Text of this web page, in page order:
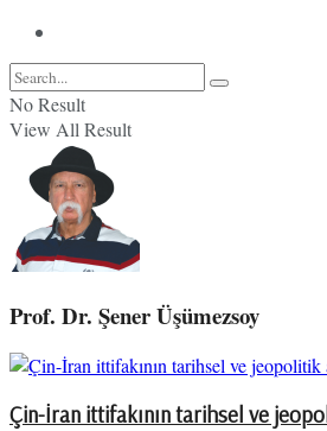
No Result
View All Result
Prof. Dr. Şener Üşümezsoy
Çin-İran ittifakının tarihsel ve